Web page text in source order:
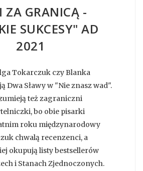
ZA GRANICĄ -
SUKCESY" AD
2021
Tokarczuk czy Blanka
Dwa Sławy w "Nie znasz wad".
też zagraniczni
bo obie pisarki
roku międzynarodowy
chwalą recenzenci, a
okupują listy bestsellerów
i Stanach Zjednoczonych.